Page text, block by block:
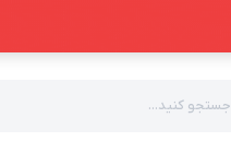
جستجو کنید...